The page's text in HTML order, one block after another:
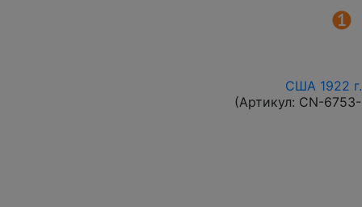
США 1922
(Артикул: CN-